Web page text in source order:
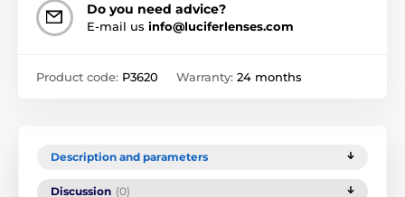
Do you need advice?
E-mail us info@luciferlenses.com
Product code: P3620 Warranty: 24 months
Description and parameters
Discussion (0)